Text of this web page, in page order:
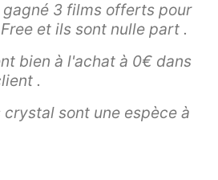
gagné 3 films offerts pour
et ils sont nulle part .
bien à l'achat à 0€ dans
.
crystal sont une espèce à